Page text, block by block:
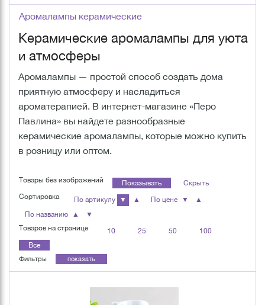
Аромалампы керамические
Керамические аромалампы для уюта
и атмосферы
Аромалампы — простой способ создать дома
приятную атмосферу и насладиться
ароматерапией. В интернет-магазине «Перо
Павлина» вы найдете разнообразные
керамические аромалампы, которые можно купить
в розницу или оптом.
Товары без изображений Показывать
Скрыть
Сортировка
По артикулу ▼ ▲ По цене ▼
▲
По названию
▲
▼
Товаров на странице
10 25 50
100
Все
Фильтры показать